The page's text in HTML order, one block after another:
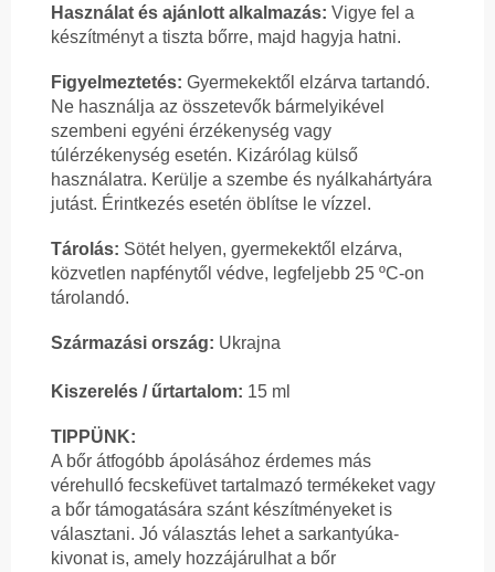
Használat és ajánlott alkalmazás: Vigye fel a
készítményt a tiszta bőrre, majd hagyja hatni.
Figyelmeztetés: Gyermekektől elzárva tartandó.
Ne használja az összetevők bármelyikével
szembeni egyéni érzékenység vagy
túlérzékenység esetén. Kizárólag külső
használatra. Kerülje a szembe és nyálkahártyára
jutást. Érintkezés esetén öblítse le vízzel.
Tárolás: Sötét helyen, gyermekektől elzárva,
közvetlen napfénytől védve, legfeljebb 25 ºC-on
tárolandó.
Származási ország: Ukrajna
Kiszerelés / űrtartalom: 15 ml
TIPPÜNK:
A bőr átfogóbb ápolásához érdemes más
vérehulló fecskefüvet tartalmazó termékeket vagy
a bőr támogatására szánt készítményeket is
választani. Jó választás lehet a sarkantyúka-
kivonat is, amely hozzájárulhat a bőr